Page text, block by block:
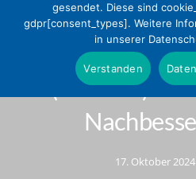
(KHVVG):
17. Oktober
gesendet. Diese sind
gdpr[consent_types]. Weitere
in unserer
Verstanden